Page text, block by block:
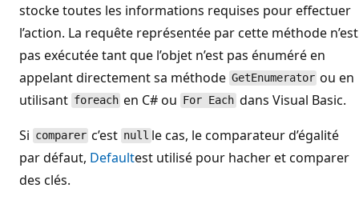
stocke toutes les informations requises pour effectuer
l’action. La requête représentée par cette méthode n’est
pas exécutée tant que l’objet n’est pas énuméré en
appelant directement sa méthode GetEnumerator ou en
utilisant foreach en C# ou For Each dans Visual Basic.
Si comparer c’est null le cas, le comparateur d’égalité
par défaut, Defaultest utilisé pour hacher et comparer
des clés.